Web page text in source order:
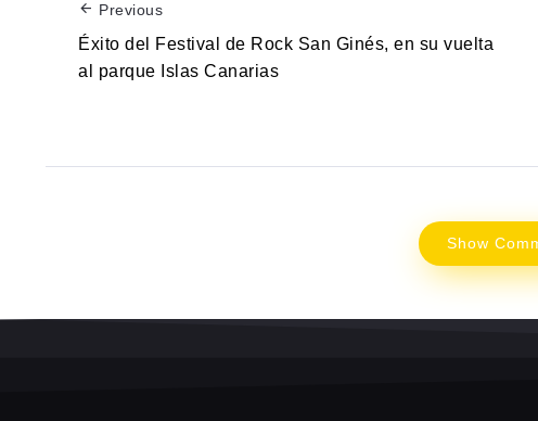
Previous
Éxito del Festival de Rock San Ginés, en su vuelta
al parque Islas Canarias
Show